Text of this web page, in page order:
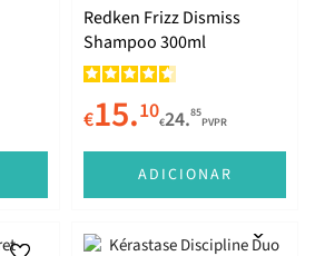
Redken Frizz Dismiss
Shampoo 300ml
€15.10€24.85
PVPR
ADICIONAR